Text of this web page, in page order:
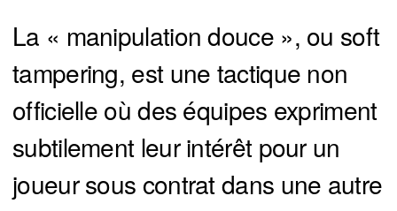
La « manipulation douce », ou soft
tampering, est une tactique non
officielle où des équipes expriment
subtilement leur intérêt pour un
joueur sous contrat dans une autre